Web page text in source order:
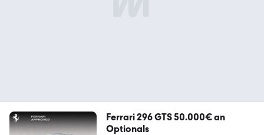
Ferrari 296 GTS 50.000€ an
Optionals